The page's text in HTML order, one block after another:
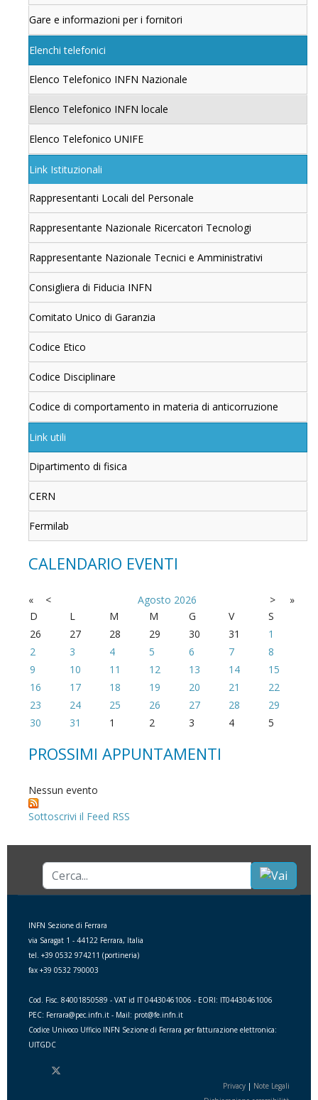
Gare e informazioni per i fornitori
Elenchi telefonici
Elenco Telefonico INFN Nazionale
Elenco Telefonico INFN locale
Elenco Telefonico UNIFE
Link Istituzionali
Rappresentanti Locali del Personale
Rappresentante Nazionale Ricercatori Tecnologi
Rappresentante Nazionale Tecnici e Amministrativi
Consigliera di Fiducia INFN
Comitato Unico di Garanzia
Codice Etico
Codice Disciplinare
Codice di comportamento in materia di anticorruzione
Link utili
Dipartimento di fisica
CERN
Fermilab
CALENDARIO EVENTI
« < Agosto 2026 >
»
D
L M M G V
S
26
27 28 29 30 31
1
2
3 4 5 6 7
8
9
10 11 12 13 14
15
16
17 18 19 20 21
22
23
24 25 26 27 28
29
30
31 1 2 3 4 5
PROSSIMI APPUNTAMENTI
Nessun evento
Sottoscrivi il Feed RSS
Cerca...
INFN Sezione di Ferrara
via Saragat 1 - 44122 Ferrara, Italia
tel. +39 0532 974211 (portineria)
fax +39 0532 790003
Cod. Fisc. 84001850589 - VAT id IT 04430461006 - EORI: IT04430461006
PEC: Ferrara@pec.infn.it - Mail: prot@fe.infn.it
Codice Univoco Ufficio INFN Sezione di Ferrara per fatturazione elettronica:
UITGDC
Privacy | Note Legali